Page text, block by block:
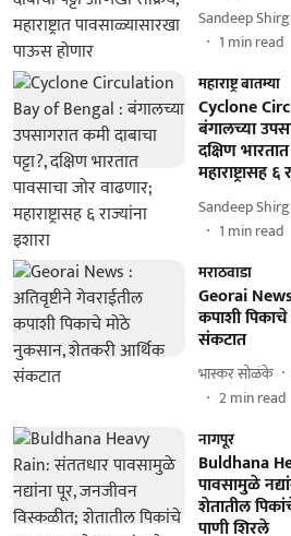
Sandeep
1 min read
महाराष्ट्र बातम्या
Cyclone
बंगालच्या
दक्षिण
महाराष्ट्रासह ६
Sandeep
1 min read
मराठवाडा
Georai
कपाशी
संकटात
भास्कर सोळंके
2min read
नागपूर
Buldhana
पावसामुळे
शेतातील
पाणी शिरले